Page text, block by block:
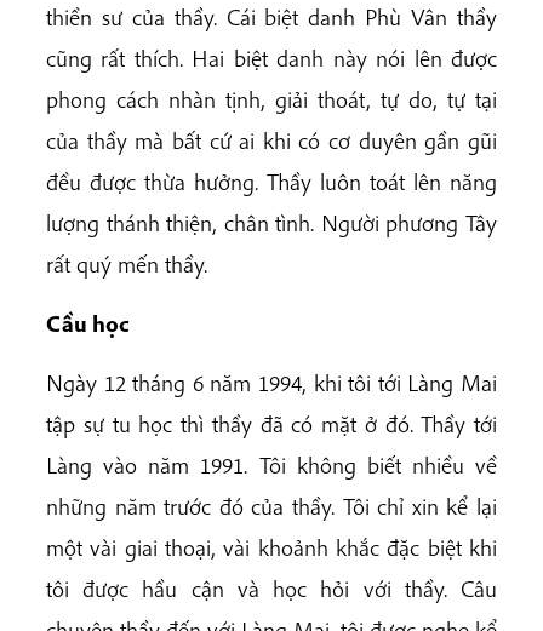
thiền sư của thầy. Cái biệt danh Phù Vân thầy
cũng rất thích. Hai biệt danh này nói lên được
phong cách nhàn tịnh, giải thoát, tự do, tự tại
của thầy mà bất cứ ai khi có cơ duyên gần gũi
đều được thừa hưởng. Thầy luôn toát lên năng
lượng thánh thiện, chân tình. Người phương Tây
rất quý mến thầy.
Cầu học
Ngày 12 tháng 6 năm 1994, khi tôi tới Làng Mai
tập sự tu học thì thầy đã có mặt ở đó. Thầy tới
Làng vào năm 1991. Tôi không biết nhiều về
những năm trước đó của thầy. Tôi chỉ xin kể lại
một vài giai thoại, vài khoảnh khắc đặc biệt khi
tôi được hầu cận và học hỏi với thầy. Câu